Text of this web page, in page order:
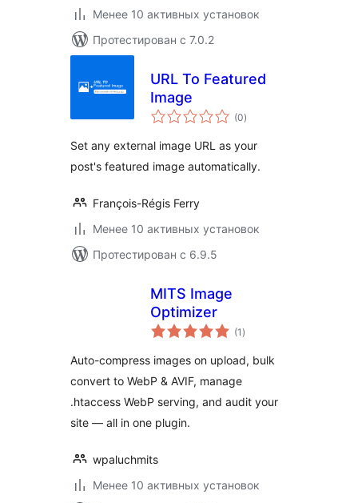
Менее 10 активных установок
Протестирован с 7.0.2
URL To Featured
Image
(0общий
рейтинг
)
Set any external image URL as your
post's featured image automatically.
François-Régis Ferry
Менее 10 активных установок
Протестирован с 6.9.5
MITS Image
Optimizer
(1 общий
рейтинг
)
Auto-compress images on upload, bulk
convert to WebP & AVIF, manage
.htaccess WebP serving, and audit your
site — all in one plugin.
wpaluchmits
Менее 10 активных установок